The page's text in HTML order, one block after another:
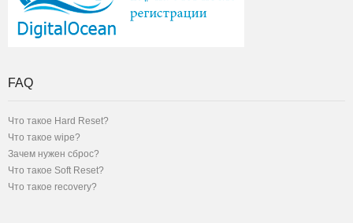
FAQ
Что такое Hard Reset?
Что такое wipe?
Зачем нужен сброс?
Что такое Soft Reset?
Что такое recovery?